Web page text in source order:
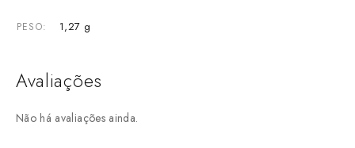
PESO 1,27 g
Avaliações
Não há avaliações ainda.